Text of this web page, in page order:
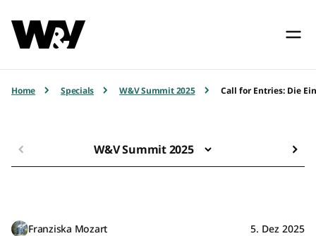
Home Specials W&V Summit 2025 Call for Entries: Die
W&V Summit 2025
Franziska Mozart 5. Dez 2025